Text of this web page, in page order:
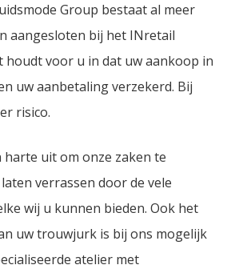
Group bestaat al meer
aangesloten bij het INretail
houdt voor u in dat uw aankoop in
uw aanbetaling verzekerd. Bij
risico.
harte uit om onze zaken te
verrassen door de vele
wij u kunnen bieden. Ook het
uw trouwjurk is bij ons mogelijk
atelier met